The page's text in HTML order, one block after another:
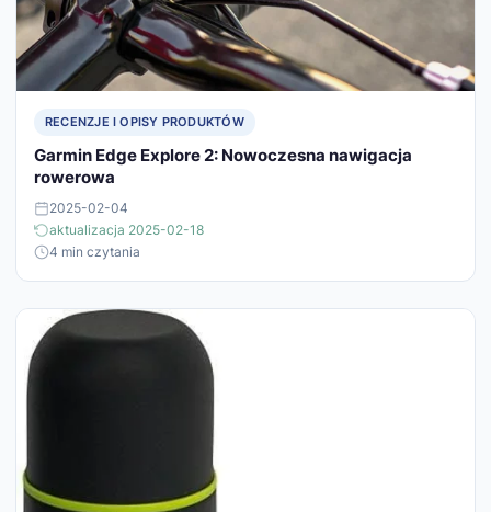
RECENZJE I OPISY PRODUKTÓW
Garmin Edge Explore 2: Nowoczesna nawigacja
rowerowa
2025-02-04
aktualizacja 2025-02-18
4 min czytania